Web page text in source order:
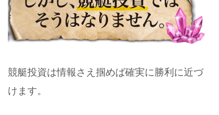
競艇投資は情報さえ掴めば確実に勝利に近づ
けます。